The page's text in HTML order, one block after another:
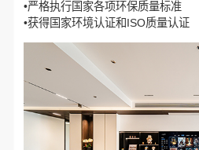
•严格执行国家各项环保质量标准
•获得国家环境认证和ISO质量认证